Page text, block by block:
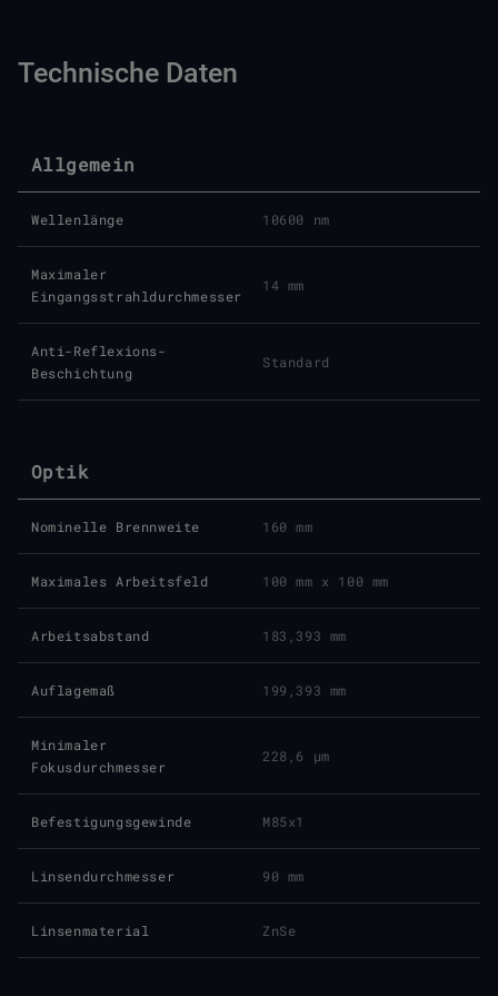
Technische Daten
Allgemein
Wellenlänge 10600 nm
Maximaler
Eingangsstrahldurchmesser
14 mm
Anti-Reflexions-
Beschichtung
Standard
Optik
Nominelle Brennweite 160 mm
Maximales Arbeitsfeld 100 mm x 100 mm
Arbeitsabstand 183,393 mm
Auflagemaß 199,393 mm
Minimaler
Fokusdurchmesser
228,6 μm
Befestigungsgewinde M85x1
Linsendurchmesser 90 mm
Linsenmaterial ZnSe